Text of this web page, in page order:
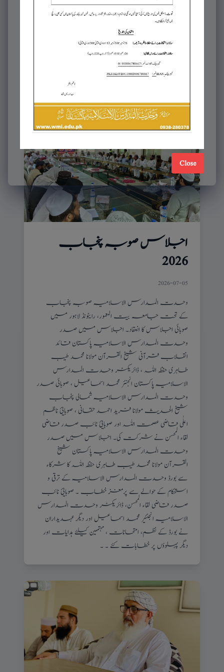
اجلاس صوبہ پنجاب
2026
2026-07-05
وحدت المدارس الاسلامیہ صوبہ پنجاب
کے تحت جامعہ بیت المعمور، رایئونڈ لاہور میں
صوبائی اجلاس کا انعقاد۔ اجلاس میں صدر
وحدت المدارس الاسلامیہ پاکستان قائد
انقلاب قرآنی شیخ القرآن مولانا محمد طیب
طاہری حفظہ اللہ ، ڈائریکٹر وحدت المدارس
الاسلامیہ پاکستان انجنئر محمد اسماعیل ، صوبائی صدر
وحدت المدارس الاسلامیہ شمالی پنجاب
شیخ الحدیث مولانا فرید احمد حقانی ، صوبایئ ناظم
اعلٰی قاضی عصمت اللہ اور صوبایئ نائب صدر قاضی
لقاء المحسن نے شرکت کی۔ اجلاس میں صدر
وحدت المدارس الاسلامیہ پاکستان شیخ
القرآن مولانا محمد طیب طاہری حفظہ اللہ کا شرکاء
سے بورڈ وحدت المدارس الاسلامیہ کے ترقی و
استحکام کے حوالے سے پرمغز خطاب ۔ صوبایئ نائب
صدر قاضی لقاء المحسن، ڈائریکٹر وحدت المدارس
الاسلامیہ انجنئیر محمد اسماعیل اور دیگر عہدیداران
نے بورڈ کے نظم، امتحانات ، مہتممین کیلئے ہدایات اور
دیگر پہلوؤں پر خطابات کئے ۔ ۔
Close